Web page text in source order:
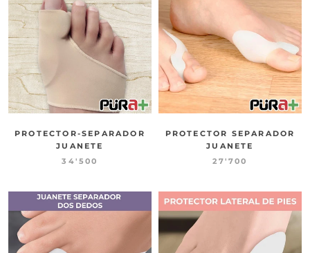
PROTECTOR-SEPARADOR
JUANETE
34'500
PROTECTOR SEPARADOR
JUANETE
27'700